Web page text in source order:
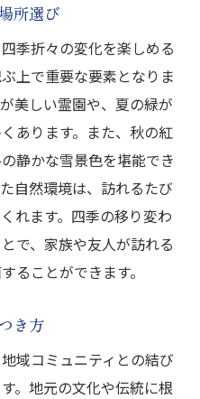
所選び
季折々の変化を楽しめる
上で重要な要素となりま
美しい霊園や、夏の緑が
あります。また、秋の紅
静かな雪景色を堪能でき
自然環境は、訪れるたび
れます。四季の移り変わ
で、家族や友人が訪れる
ることができます。
き方
域コミュニティとの結び
。地元の文化や伝統に根